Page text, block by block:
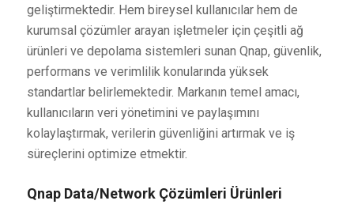
geliştirmektedir. Hem bireysel kullanıcılar hem de
kurumsal çözümler arayan işletmeler için çeşitli ağ
ürünleri ve depolama sistemleri sunan Qnap, güvenlik,
performans ve verimlilik konularında yüksek
standartlar belirlemektedir. Markanın temel amacı,
kullanıcıların veri yönetimini ve paylaşımını
kolaylaştırmak, verilerin güvenliğini artırmak ve iş
süreçlerini optimize etmektir.
Qnap Data/Network Çözümleri Ürünleri